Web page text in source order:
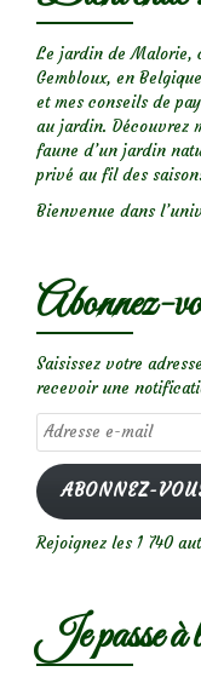
Le jardin de Malorie,
Gembloux, en
et mes conseils de
au jardin. Découvrez
faune d’un jardin
privé au fil des
Bienvenue dans
Abonnez-
Saisissez votre
recevoir une
Adresse
e-
mail
ABONNEZ-
Rejoignez les 1 740
Je passe à